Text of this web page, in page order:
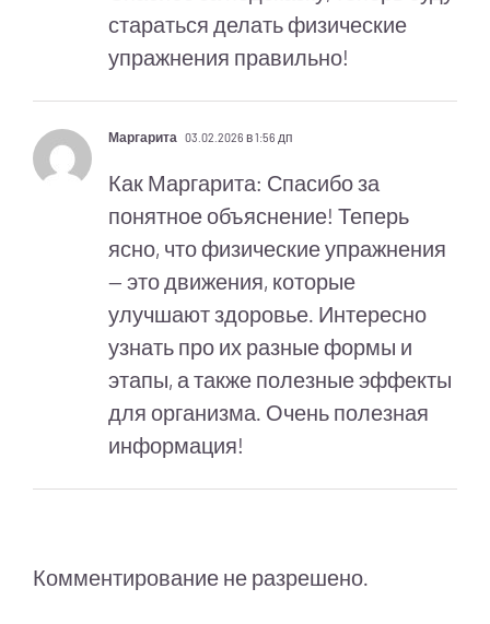
стараться делать физические
упражнения правильно!
Маргарита 03.02.2026 в 1:56 дп
Как Маргарита: Спасибо за
понятное объяснение! Теперь
ясно, что физические упражнения
— это движения, которые
улучшают здоровье. Интересно
узнать про их разные формы и
этапы, а также полезные эффекты
для организма. Очень полезная
информация!
Комментирование не разрешено.